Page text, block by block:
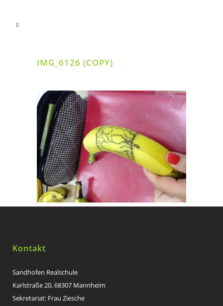
IMG_6126 (COPY)
Kontakt
Sandhofen Realschule
Karlstraße 20, 68307 Mannheim
Sekretariat: Frau Ziesche